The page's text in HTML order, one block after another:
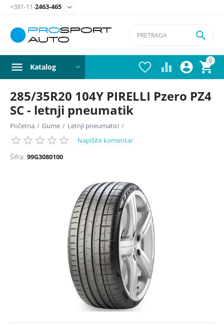
+381-11-2463-465 
0


 

Katalog
285/35R20 104Y PIRELLI Pzero PZ4
SC - letnji pneumatik
Početna / Gume / Letnji pneumatici /
Napišite komentar
Šifra: 99G3080100